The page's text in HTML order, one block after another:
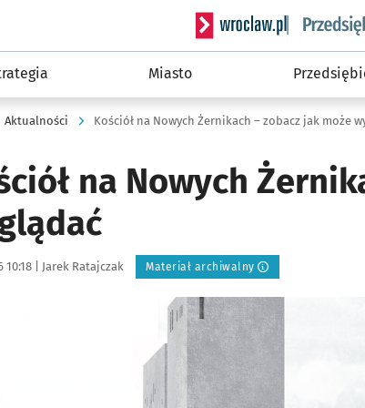
Serwis informacyjny
Miasto
Aktualności Kościół na Nowych Żernikach – zobacz jak może
na Nowych
10:18 | Autor:
Jarek Ratajczak Materiał archiwalny